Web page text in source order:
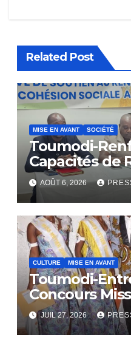
Related Post
MISE EN AVANT SOCIÉTÉ
Toumodi-
Capacités de
AOÛT 6, 2026
CULTURE MISE EN AVANT
Toumodi-
Concours
bientôt lance.
JUIL 27, 2026